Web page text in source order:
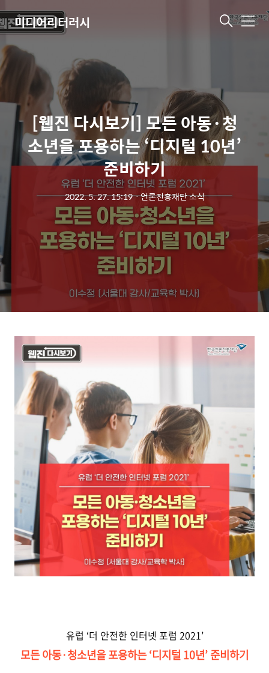
미디어리터러시 메
[웹진 다시보기] 모든 아동·청
소년을 포용하는 ‘디지털 10년’
준비하기
2022. 5. 27. 15:19ㆍ언론진흥재단 소식
유럽 ‘더 안전한 인터넷 포럼 2021’
모든 아동·청소년을 포용하는 ‘디지털 10년’ 준비하기